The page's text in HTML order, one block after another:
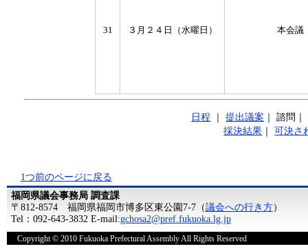
31 ３月２４日（水曜日） 本会議
日程 ｜提出議案 ｜諮問｜
採決結果 ｜可決さ
1つ前のページに戻る
福岡県議会事務局 調査課
〒812-8574 福岡県福岡市博多区東公園7-7（議会への行き方）
Tel：092-643-3832 E-mail:gchosa2@pref.fukuoka.lg.jp
Copyright © 2010 Fukuoka Prefectural Assembly All Rights Reserved